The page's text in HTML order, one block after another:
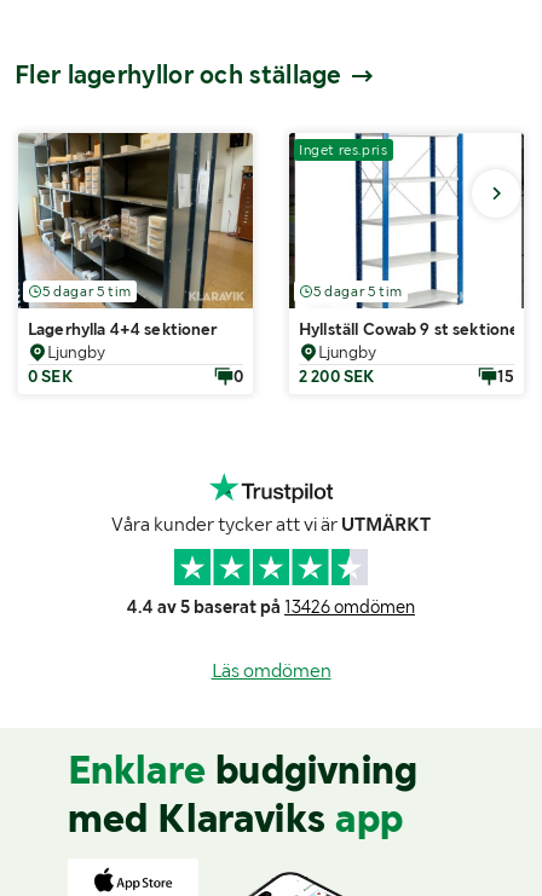
Fler lagerhyllor och ställage
5 dagar 5 tim
Lagerhylla 4+4 sektioner
Ljungby
0 SEK
0
Inget res.pris
5 dagar 5 tim
Hyllställ Cowab 9 st sektioner
Ljungby
2 200 SEK
15
Våra kunder tycker att vi är UTMÄRKT
4.4 av 5 baserat på 13426 omdömen
Läs omdömen
Enklare budgivning
med Klaraviks app